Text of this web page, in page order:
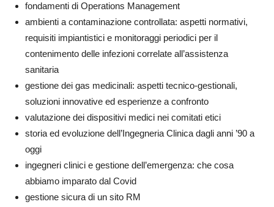
fondamenti di Operations Management
ambienti a contaminazione controllata: aspetti normativi,
requisiti impiantistici e monitoraggi periodici per il
contenimento delle infezioni correlate all’assistenza
sanitaria
gestione dei gas medicinali: aspetti tecnico-gestionali,
soluzioni innovative ed esperienze a confronto
valutazione dei dispositivi medici nei comitati etici
storia ed evoluzione dell’Ingegneria Clinica dagli anni ’90 a
oggi
ingegneri clinici e gestione dell’emergenza: che cosa
abbiamo imparato dal Covid
gestione sicura di un sito RM